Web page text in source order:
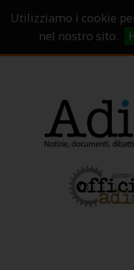
Utilizziamo i cookie
nel nostro sito.